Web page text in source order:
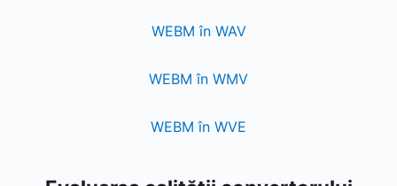
WEBM în WAV
WEBM în WMV
WEBM în WVE